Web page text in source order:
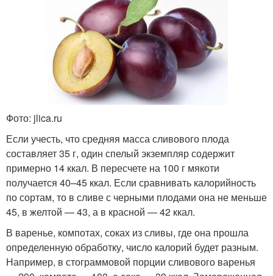
Фото: jlica.ru
Если учесть, что средняя масса сливового плода
составляет 35 г, один спелый экземпляр содержит
примерно 14 ккал. В пересчете на 100 г мякоти
получается 40–45 ккал. Если сравнивать калорийность
по сортам, то в сливе с черными плодами она не меньше
45, в желтой — 43, а в красной — 42 ккал.
В варенье, компотах, соках из сливы, где она прошла
определенную обработку, число калорий будет разным.
Например, в стограммовой порции сливового варенья